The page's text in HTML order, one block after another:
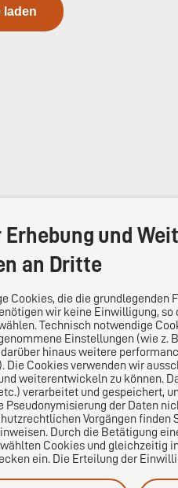
laden
Folgen Sie uns auf
und
an Dritte
Cookies, die die grundlegenden
wir keine Einwilligung, so
Technisch notwendige
Einstellungen (wie z.
hinaus weitere
Cookies verwenden wir
weiterentwickeln zu können.
verarbeitet und gespeichert,
der Daten
Vorgängen finden
Durch die Betätigung
Cookies und gleichzeitig
ein. Die Erteilung der